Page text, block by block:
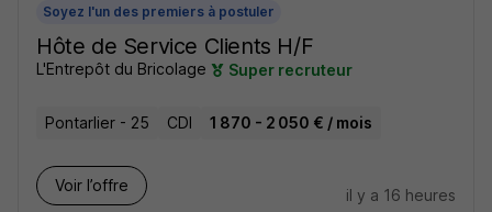
Soyez l'un des premiers à postuler
Hôte de Service Clients H/F
L'Entrepôt du Bricolage Super recruteur
Pontarlier - 25 CDI 1 870 - 2 050 € / mois
Voir l’offre
il y a 16 heures